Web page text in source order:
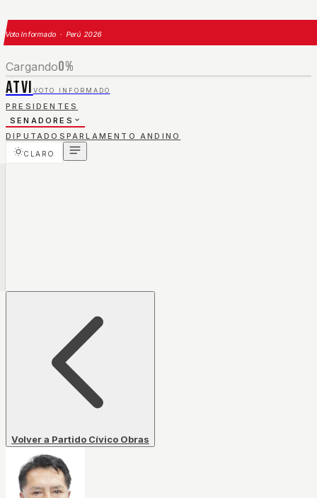
Voto Informado · Perú 2026
Cargando0%
ATVI VOTO INFORMADO
PRESIDENTES
SENADORES
DIPUTADOS PARLAMENTO ANDINO
CLARO
Volver a Partido Cívico Obras